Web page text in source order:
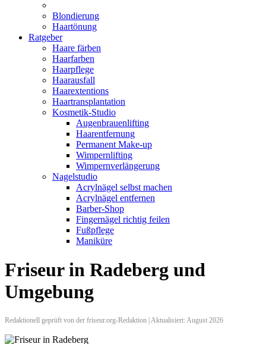
Blondierung
Haartönung
Ratgeber
Haare färben
Haarfarben
Haarpflege
Haarausfall
Haarextentions
Haartransplantation
Kosmetik-Studio
Augenbrauenlifting
Haarentfernung
Permanent Make-up
Wimpernlifting
Wimpernverlängerung
Nagelstudio
Acrylnägel selbst machen
Acrylnägel entfernen
Barber-Shop
Fingernägel richtig feilen
Fußpflege
Maniküre
Friseur in Radeberg und
Umgebung
Redaktionell geprüft von der friseur.org-Redaktion | Aktualisiert: August 2026